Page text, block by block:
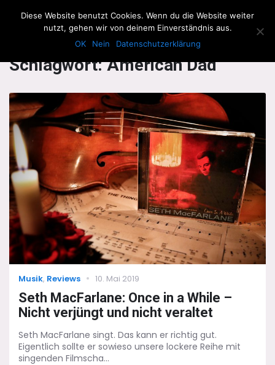
The Howling Men
Schlagwort:American Dad
Categories
Musik, Reviews
Posted
10. Mai 2019
Seth MacFarlane: Once in a While –
Nicht verjüngt und nicht veraltet
Seth MacFarlane singt. Das kann er richtig gut.
Eigentlich sollte er sowieso unsere lockere Reihe mit
singenden Filmscha...
Diese Website benutzt Cookies. Wenn du die Website weiter
nutzt, gehen wir von deinem Einverständnis aus.
OK
Nein Datenschutzerklärung